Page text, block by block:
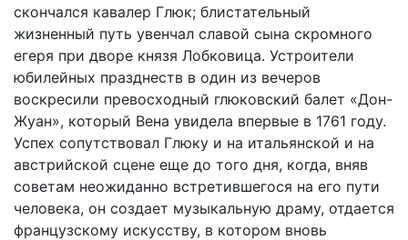
скончался кавалер Глюк; блистательный
жизненный путь увенчал славой сына скромного
егеря при дворе князя Лобковица. Устроители
юбилейных празднеств в один из вечеров
воскресили превосходный глюковский балет «Дон-
Жуан», который Вена увидела впервые в 1761 году.
Успех сопутствовал Глюку и на итальянской и на
австрийской сцене еще до того дня, когда, вняв
советам неожиданно встретившегося на его пути
человека, он создает музыкальную драму, отдается
французскому искусству, в котором вновь